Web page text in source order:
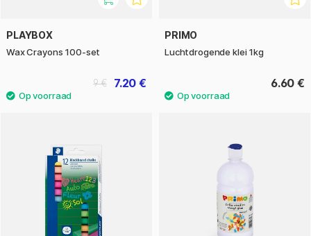
PLAYBOX
Wax Crayons 100-set
7.20 €
9 €
PRIMO
Luchtdrogende klei 1kg
6.60 €